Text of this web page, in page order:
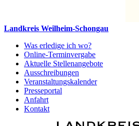
Landkreis Weilheim-Schongau
Was erledige ich wo?
Online-Terminvergabe
Aktuelle Stellenangebote
Ausschreibungen
Veranstaltungskalender
Presseportal
Anfahrt
Kontakt